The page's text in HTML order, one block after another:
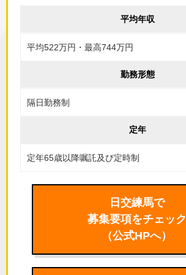
平均年収
平均522万円・最高744万円
勤務形態
隔日勤務制
定年
定年65歳以降嘱託及び定時制
日交練馬で
募集要項をチェック
（公式HPへ）